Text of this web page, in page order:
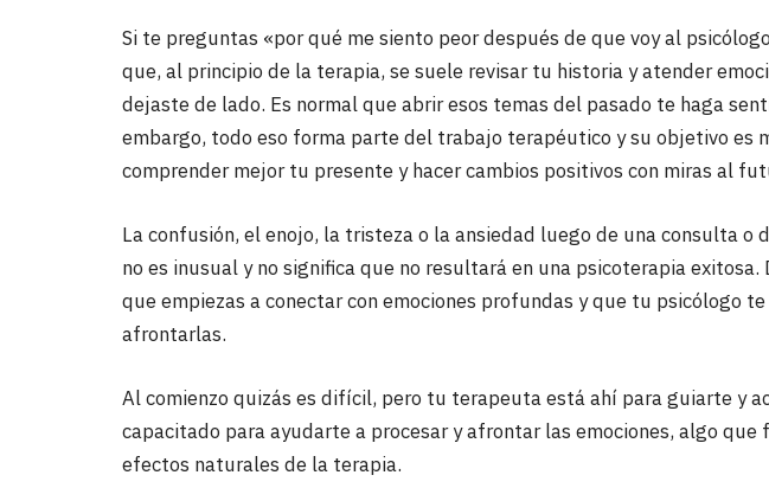
Si te preguntas «por qué me siento peor después de que voy al
que, al principio de la terapia, se suele revisar tu historia y atender
dejaste de lado. Es normal que abrir esos temas del pasado te haga
embargo, todo eso forma parte del trabajo terapéutico y su objetivo es
comprender mejor tu presente y hacer cambios positivos con miras al
La confusión, el enojo, la tristeza o la ansiedad luego de una consulta o
no es inusual y no significa que no resultará en una psicoterapia exitosa.
que empiezas a conectar con emociones profundas y que tu psicólogo
afrontarlas.
Al comienzo quizás es difícil, pero tu terapeuta está ahí para guiarte y
capacitado para ayudarte a procesar y afrontar las emociones, algo que
efectos naturales de la terapia.